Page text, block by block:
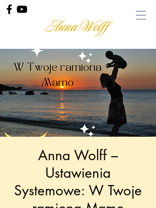
Anna Wolff
Anna Wolff –
Ustawienia
Systemowe: W Twoje